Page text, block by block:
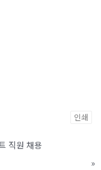
인쇄
직원 채용
»